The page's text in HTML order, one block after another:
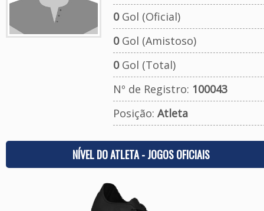
0Gol (Oficial)
0Gol (Amistoso)
0Gol (Total)
Nº de Registro: 100043
Posição: Atleta
NÍVEL DO ATLETA - JOGOS OFICIAIS